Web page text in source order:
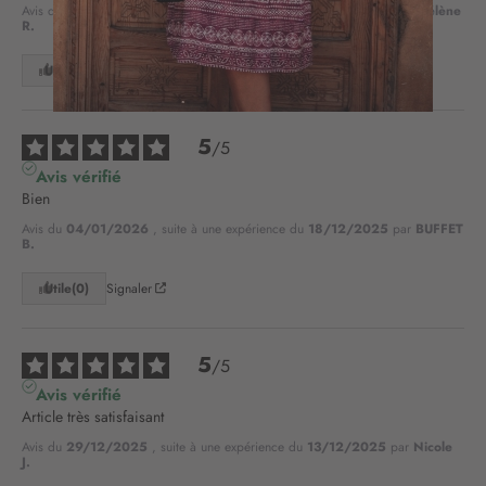
Avis du 22/01/2026 , suite à une expérience du06/01/2026 par Hélène
R.
Utile Signaler
5/5
Avis vérifié
Bien
Avis du 04/01/2026 , suite à une expérience du 18/12/2025 par BUFFET
B.
Utile(0) Signaler
5/5
Avis vérifié
Article très satisfaisant
Avis du 29/12/2025 , suite à une expérience du 13/12/2025 par Nicole
J.
n
t
r
e
t
d
’
i
n
f